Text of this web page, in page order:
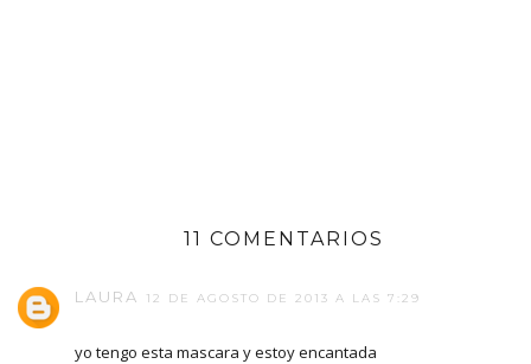
11 COMENTARIOS
LAURA 12 DE AGOSTO DE 2013 A LAS 7:29
yo tengo esta mascara y estoy encantada